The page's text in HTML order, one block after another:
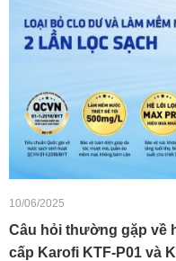
10/06/2025
Câu hỏi thường gặp về
cấp Karofi KTF-P01 và